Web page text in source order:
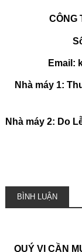
CÔNG
Email:
Nhà máy 1:
Nhà máy 2: Do
BÌNH LUẬN
QUÝ VỊ CẦN